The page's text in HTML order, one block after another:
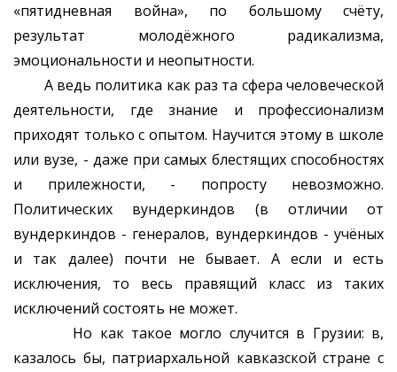
«пятидневная война», по большому счёту,
результат молодёжного радикализма,
эмоциональности и неопытности.
А ведь политика как раз та сфера человеческой
деятельности, где знание и профессионализм
приходят только с опытом. Научится этому в школе
или вузе, - даже при самых блестящих способностях
и прилежности, - попросту невозможно.
Политических вундеркиндов (в отличии от
вундеркиндов - генералов, вундеркиндов - учёных
и так далее) почти не бывает. А если и есть
исключения, то весь правящий класс из таких
исключений состоять не может.
Но как такое могло случится в Грузии: в,
казалось бы, патриархальной кавказской стране с